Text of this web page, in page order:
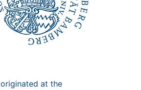
originated at the